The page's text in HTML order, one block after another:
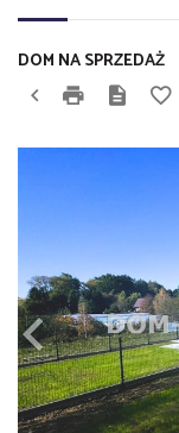
DOM NA SPRZEDAŻ